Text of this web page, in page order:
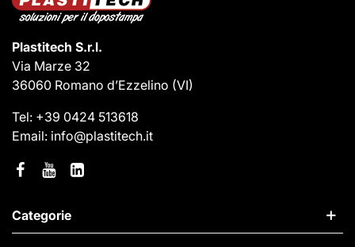
Plastitech S.r.l.
Via Marze 32
36060 Romano d’Ezzelino (VI)
Tel: +39 0424 513618
Email: info@plastitech.it
Categorie